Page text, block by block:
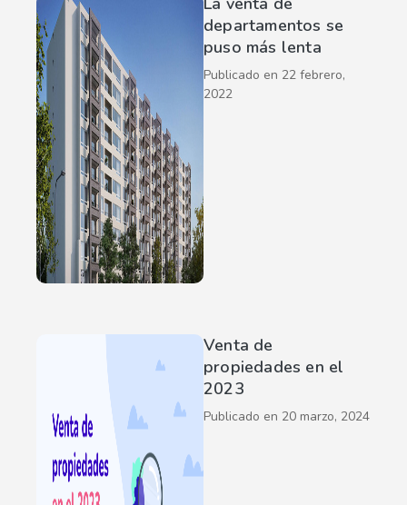
departamentos se
puso más lenta
Publicado en 22 febrero,
2022
Venta de
propiedades en el
2023
Publicado en 20 marzo, 2024